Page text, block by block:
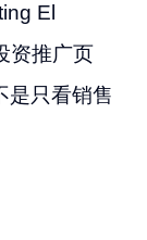
El
资推广页
是只看销售